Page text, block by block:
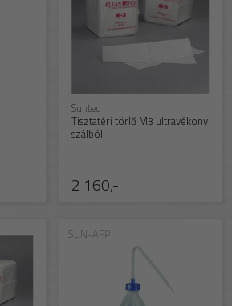
2 160,-
Suntec
Tisztatéri törlő M3 ultravékony
szálból
SUN-AFP